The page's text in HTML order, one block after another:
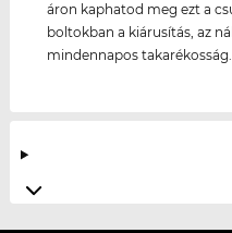
áron kaphatod meg ezt a
boltokban a kiárusítás, az
mindennapos takarékosság.